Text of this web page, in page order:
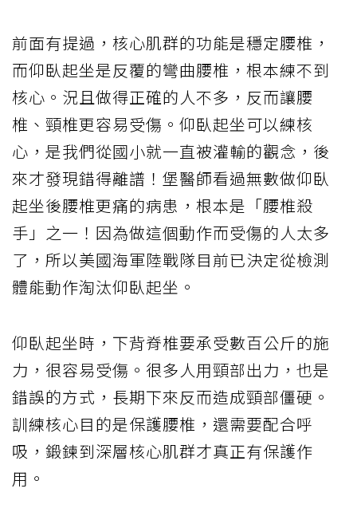
前面有提過，核心肌群的功能是穩定腰椎，
而仰臥起坐是反覆的彎曲腰椎，根本練不到
核心。況且做得正確的人不多，反而讓腰
椎、頸椎更容易受傷。仰臥起坐可以練核
心，是我們從國小就一直被灌輸的觀念，後
來才發現錯得離譜！堡醫師看過無數做仰臥
起坐後腰椎更痛的病患，根本是「腰椎殺
手」之一！因為做這個動作而受傷的人太多
了，所以美國海軍陸戰隊目前已決定從檢測
體能動作淘汰仰臥起坐。
仰臥起坐時，下背脊椎要承受數百公斤的施
力，很容易受傷。很多人用頸部出力，也是
錯誤的方式，長期下來反而造成頸部僵硬。
訓練核心目的是保護腰椎，還需要配合呼
吸，鍛鍊到深層核心肌群才真正有保護作
用。